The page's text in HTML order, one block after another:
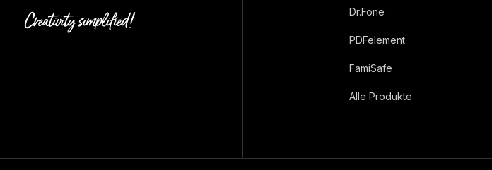
Dr.Fone
PDFelement
FamiSafe
Alle Produkte